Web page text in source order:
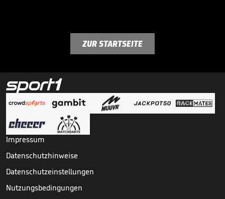
ZUR STARTSEITE
Impressum
Datenschutzhinweise
Datenschutzeinstellungen
Nutzungsbedingungen